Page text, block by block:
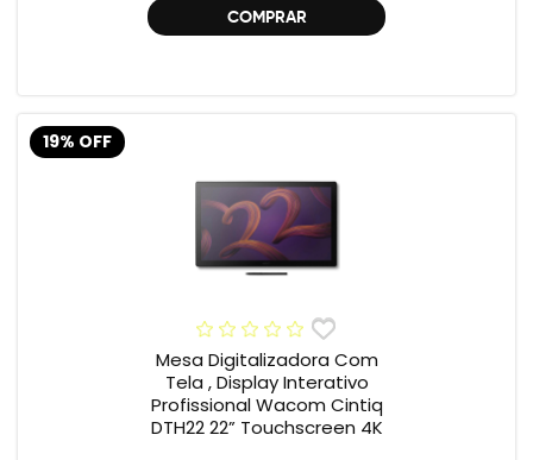
COMPRAR
19% OFF
Mesa Digitalizadora Com
Tela , Display Interativo
Profissional Wacom Cintiq
DTH22 22” Touchscreen 4K